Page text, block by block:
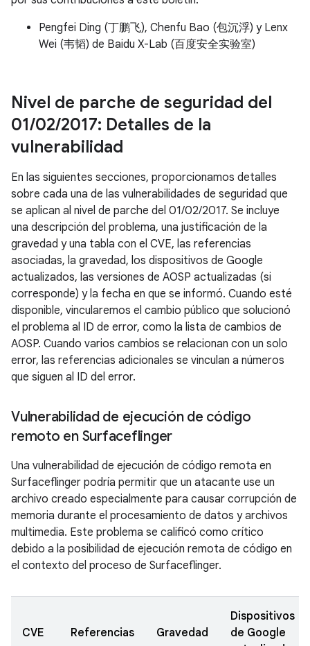
Pengfei Ding (丁鹏飞), Chenfu Bao (包沉浮) y Lenx
Wei (韦韬) de Baidu X-Lab (百度安全实验室)
Nivel de parche de seguridad del
01/02/2017: Detalles de la
vulnerabilidad
En las siguientes secciones, proporcionamos detalles
sobre cada una de las vulnerabilidades de seguridad que
se aplican al nivel de parche del 01/02/2017. Se incluye
una descripción del problema, una justificación de la
gravedad y una tabla con el CVE, las referencias
asociadas, la gravedad, los dispositivos de Google
actualizados, las versiones de AOSP actualizadas (si
corresponde) y la fecha en que se informó. Cuando esté
disponible, vincularemos el cambio público que solucionó
el problema al ID de error, como la lista de cambios de
AOSP. Cuando varios cambios se relacionan con un solo
error, las referencias adicionales se vinculan a números
que siguen al ID del error.
Vulnerabilidad de ejecución de código
remoto en Surfaceflinger
Una vulnerabilidad de ejecución de código remota en
Surfaceflinger podría permitir que un atacante use un
archivo creado especialmente para causar corrupción de
memoria durante el procesamiento de datos y archivos
multimedia. Este problema se calificó como crítico
debido a la posibilidad de ejecución remota de código en
el contexto del proceso de Surfaceflinger.
CVE Referencias Gravedad
Dispositivos
de Google